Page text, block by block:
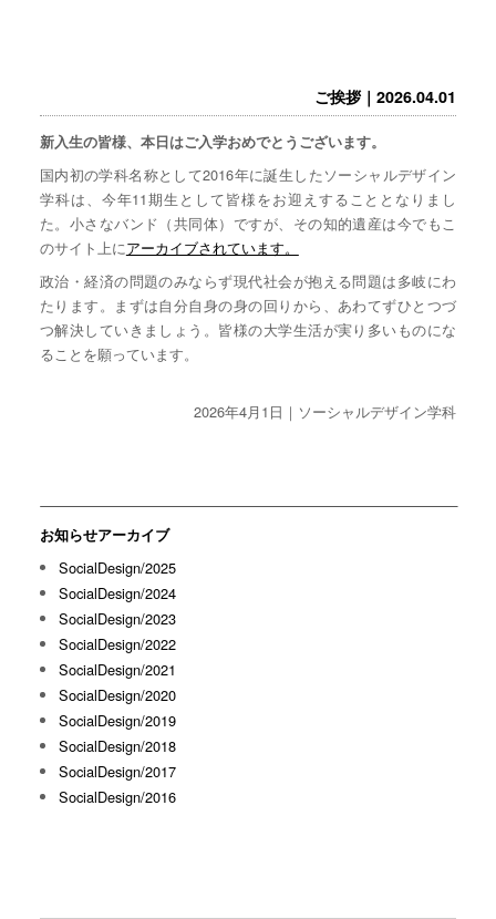
ご挨拶｜2026.04.01
新入生の皆様、本日はご入学おめでとうございます。
国内初の学科名称として2016年に誕生したソーシャルデザイン
学科は、今年11期生として皆様をお迎えすることとなりまし
た。小さなバンド（共同体）ですが、その知的遺産は今でもこ
のサイト上にアーカイブされています。
政治・経済の問題のみならず現代社会が抱える問題は多岐にわ
たります。まずは自分自身の身の回りから、あわてずひとつづ
つ解決していきましょう。皆様の大学生活が実り多いものにな
ることを願っています。
2026年4月1日｜ソーシャルデザイン学科
お知らせアーカイブ
SocialDesign/2025
SocialDesign/2024
SocialDesign/2023
SocialDesign/2022
SocialDesign/2021
SocialDesign/2020
SocialDesign/2019
SocialDesign/2018
SocialDesign/2017
SocialDesign/2016